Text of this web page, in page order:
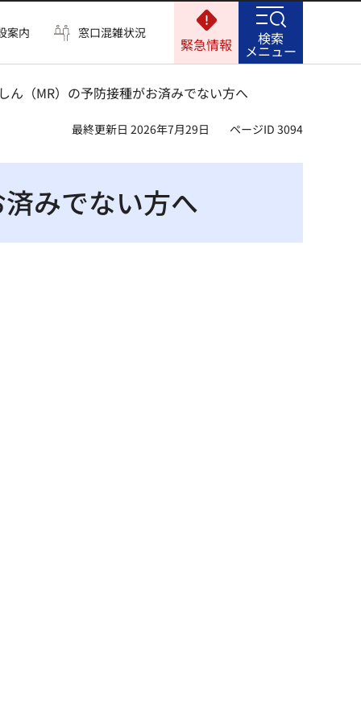
案内 窓口混雑状況
緊急情報 検索
メニュー
ん（MR）の予防接種がお済みでない方へ
最終更新日 2026年7月29日 ページID 3094
みでない方へ